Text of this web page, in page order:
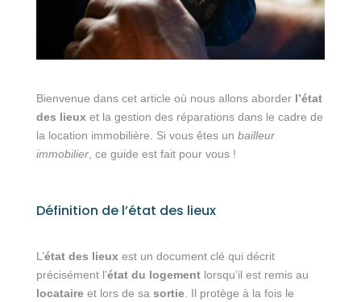
Bienvenue dans cet article où nous allons aborder l’état
des lieux et la gestion des réparations dans le cadre de
la location immobilière. Si vous êtes un bailleur
immobilier, ce guide est fait pour vous !
Définition de l’état des lieux
L’état des lieux est un document clé qui décrit
précisément l’état du logementlorsqu’il est remis au
locataireet lors de sa sortie. Il protège à la fois le